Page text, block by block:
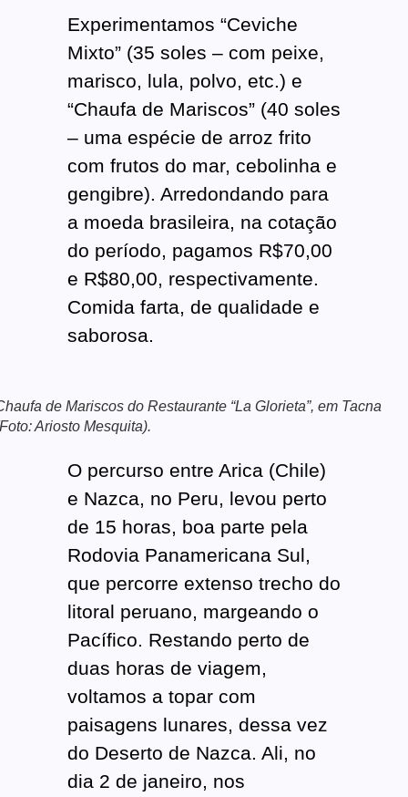
Experimentamos “Ceviche
Mixto” (35 soles – com peixe,
marisco, lula, polvo, etc.) e
“Chaufa de Mariscos” (40 soles
– uma espécie de arroz frito
com frutos do mar, cebolinha e
gengibre). Arredondando para
a moeda brasileira, na cotação
do período, pagamos R$70,00
e R$80,00, respectivamente.
Comida farta, de qualidade e
saborosa.
de Mariscos do Restaurante “La Glorieta”, em Tacna
Ariosto Mesquita).
O percurso entre Arica (Chile)
e Nazca, no Peru, levou perto
de 15 horas, boa parte pela
Rodovia Panamericana Sul,
que percorre extenso trecho do
litoral peruano, margeando o
Pacífico. Restando perto de
duas horas de viagem,
voltamos a topar com
paisagens lunares, dessa vez
do Deserto de Nazca. Ali, no
dia 2 de janeiro, nos